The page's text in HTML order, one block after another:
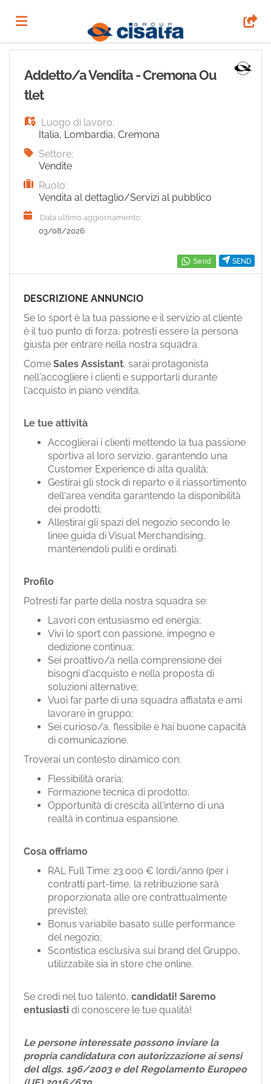
lavoro
il
CV
Login
Lingua
EN
FR
DE
ES
PT
SEND
Addetto/a Vendita - Cremona Ou
tlet
Luogo di lavoro:
Italia, Lombardia, Cremona
Settore:
Vendite
Ruolo:
Vendita al dettaglio/Servizi al pubblico
Data ultimo aggiornamento:
03/08/2026
DESCRIZIONE ANNUNCIO
Se lo sport è la tua passione e il servizio al cliente
è il tuo punto di forza, potresti essere la persona
giusta per entrare nella nostra squadra.
Come Sales Assistant, sarai protagonista
nell'accogliere i clienti e supportarli durante
l'acquisto in piano vendita.
Le tue attività
Accoglierai i clienti mettendo la tua passione
sportiva al loro servizio, garantendo una
Customer Experience di alta qualità;
Gestirai gli stock di reparto e il riassortimento
dell'area vendita garantendo la disponibilità
dei prodotti;
Allestirai gli spazi del negozio secondo le
linee guida di Visual Merchandising,
mantenendoli puliti e ordinati.
Profilo
Potresti far parte della nostra squadra se:
Lavori con entusiasmo ed energia;
Vivi lo sport con passione, impegno e
dedizione continua;
Sei proattivo/a nella comprensione dei
bisogni d'acquisto e nella proposta di
soluzioni alternative;
Vuoi far parte di una squadra affiatata e ami
lavorare in gruppo;
Sei curioso/a, flessibile e hai buone capacità
di comunicazione.
Troverai un contesto dinamico con:
Flessibilità oraria;
Formazione tecnica di prodotto;
Opportunità di crescita all'interno di una
realtà in continua espansione.
Cosa offriamo
RAL Full Time: 23.000 € lordi/anno (per i
contratti part-time, la retribuzione sarà
proporzionata alle ore contrattualmente
previste);
Bonus variabile basato sulle performance
del negozio;
Scontistica esclusiva sui brand del Gruppo,
utilizzabile sia in store che online.
Se credi nel tuo talento, candidati! Saremo
entusiasti di conoscere le tue qualità!
Le persone interessate possono inviare la
propria candidatura con autorizzazione ai sensi
del dlgs. 196/2003 e del Regolamento Europeo